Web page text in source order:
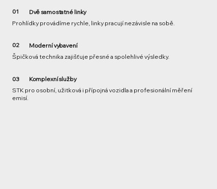
01
Dvě samostatné linky
Prohlídky provádíme rychle, linky pracují nezávisle na sobě.
02
Moderní vybavení
Špičková technika zajišťuje přesné a spolehlivé výsledky.
03
Komplexní služby
STK pro osobní, užitková i přípojná vozidla a profesionální měření
emisí.